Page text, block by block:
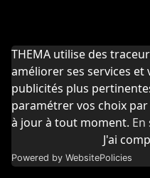
THEMA utilise des
améliorer ses services et
publicités plus
paramétrer vos choix
à jour à tout moment. En
J'ai
Powered by WebsitePolicies